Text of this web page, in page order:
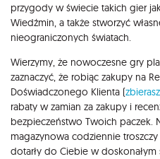
przygody w świecie takich gier
Wiedźmin, a także stworzyć
nieograniczonych światach.
Wierzymy, że nowoczesne gry
zaznaczyć, że robiąc zakupy na
Doświadczonego Klienta (
rabaty w zamian za zakupy i
bezpieczeństwo Twoich paczek.
magazynowa codziennie
dotarły do Ciebie w